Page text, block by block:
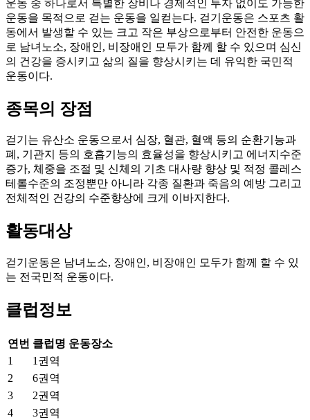
운동 중 하나로서 특별한 장비나 경제적인 투자 없이도 가능한
운동을 목적으로 걷는 운동을 일컫는다. 걷기운동은 스포츠 활
동에서 발생할 수 있는 크고 작은 부상으로부터 안전한 운동으
로 남녀노소, 장애인, 비장애인 모두가 함께 할 수 있으며 심신
의 건강을 증시키고 삶의 질을 향상시키는 데 유익한 국민적
운동이다.
종목의 장점
걷기는 유산소 운동으로서 심장, 혈관, 혈액 등의 순환기능과
폐, 기관지 등의 호흡기능의 효율성을 향상시키고 에너지수준
증가, 체중을 조절 및 신체의 기초 대사량 향상 및 적정 콜레스
테롤수준의 조정뿐만 아니라 각종 질환과 죽음의 예방 그리고
전체적인 건강의 수준향상에 크게 이바지한다.
활동대상
걷기운동은 남녀노소, 장애인, 비장애인 모두가 함께 할 수 있
는 전국민적 운동이다.
클럽정보
연번 클럽명 운동장소
1
1권역
2
6권역
3
2권역
4
3권역